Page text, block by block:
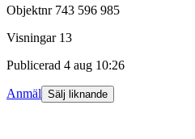
Objektnr 743 596 985
Visningar 13
Publicerad 4 aug 10:26
Anmäl Sälj liknande